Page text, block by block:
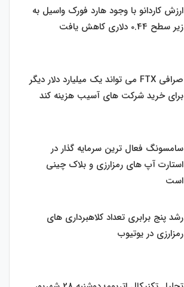
ارزش کاردانو با وجود هارد فورک واسیل به
زیر سطح 0.44 دلاری کاهش یافت
صرافی FTX می تواند یک میلیارد دلار دیگر
برای خرید شرکت های آسیب هزینه کند
سامسونگ فعال‌ ترین سرمایه‌ گذار در
استارت‌ آپ‌ های رمزارزی و بلاک چینی
است
رشد پنج برابری تعداد کلاهبرداری های
رمزارزی در یوتیوب